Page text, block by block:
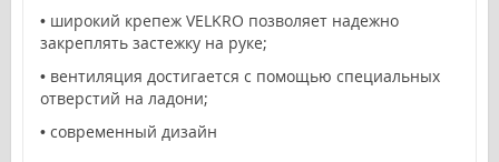
• широкий крепеж VELKRO позволяет надежно
закреплять застежку на руке;
• вентиляция достигается с помощью специальных
отверстий на ладони;
• современный дизайн